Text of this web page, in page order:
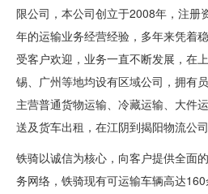
限公司，本公司创立于2008年，注册
年的运输业务经营经验，多年来凭着
受客户欢迎，业务一直不断发展，在
锡、广州等地均设有区域公司，拥有
主营普通货物运输、冷藏运输、大件
送及货车出租，在江阴到揭阳物流公司
铁骑以诚信为核心，向客户提供全面
务网络，铁骑现有可运输车辆高达